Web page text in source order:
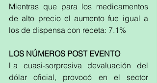
Mientras que para los medicamentos
de alto precio el aumento fue igual a
los de dispensa con receta: 7.1%
LOS NÚMEROS POST EVENTO
La cuasi-sorpresiva devaluación del
dólar oficial, provocó en el sector